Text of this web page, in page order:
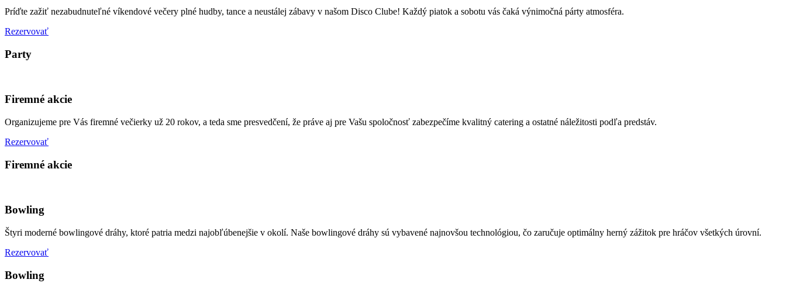
Príďte zažiť nezabudnuteľné víkendové večery plné hudby, tance a neustálej zábavy v našom Disco Clube! Každý piatok a sobotu vás čaká výnimočná párty atmosféra.
Rezervovať
Party
Firemné akcie
Organizujeme pre Vás firemné večierky už 20 rokov, a teda sme presvedčení, že práve aj pre Vašu spoločnosť zabezpečíme kvalitný catering a ostatné náležitosti podľa predstáv.
Rezervovať
Firemné akcie
Bowling
Štyri moderné bowlingové dráhy, ktoré patria medzi najobľúbenejšie v okolí. Naše bowlingové dráhy sú vybavené najnovšou technológiou, čo zaručuje optimálny herný zážitok pre hráčov všetkých úrovní.
Rezervovať
Bowling